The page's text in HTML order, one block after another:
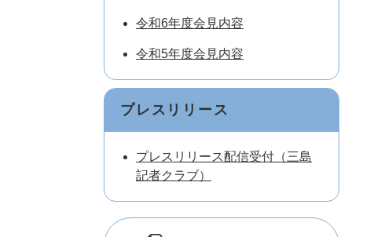
令和6年度会見内容
令和5年度会見内容
プレスリリース
プレスリリース配信受付（三島
記者クラブ）